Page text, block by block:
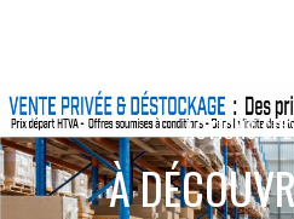
ACTIONS
À